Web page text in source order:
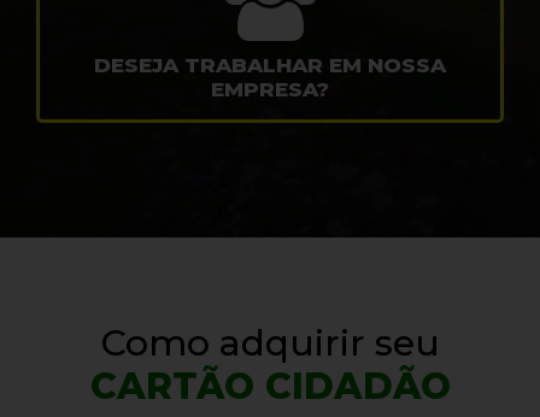
DESEJA TRABALHAR EM NOSSA
EMPRESA?
Como adquirir seu
CARTÃO CIDADÃO